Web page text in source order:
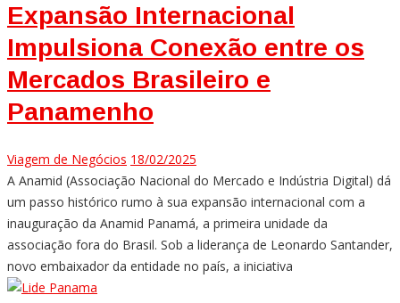
Expansão Internacional
Impulsiona Conexão entre os
Mercados Brasileiro e
Panamenho
Viagem de Negócios 18/02/2025
A Anamid (Associação Nacional do Mercado e Indústria Digital) dá
um passo histórico rumo à sua expansão internacional com a
inauguração da Anamid Panamá, a primeira unidade da
associação fora do Brasil. Sob a liderança de Leonardo Santander,
novo embaixador da entidade no país, a iniciativa